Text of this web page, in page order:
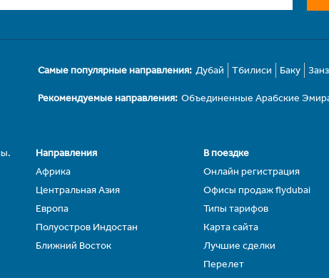
Самые популярные направления: Дубай Тбилиси Баку
Рекомендуемые направления: Объединенные Арабские
Направления
Африка
Центральная Азия
Европа
Полуостров Индостан
Ближний Восток
В поездке
Онлайн регистрация
Офисы продаж flydubai
Типы тарифов
Карта сайта
Лучшие сделки
Перелет